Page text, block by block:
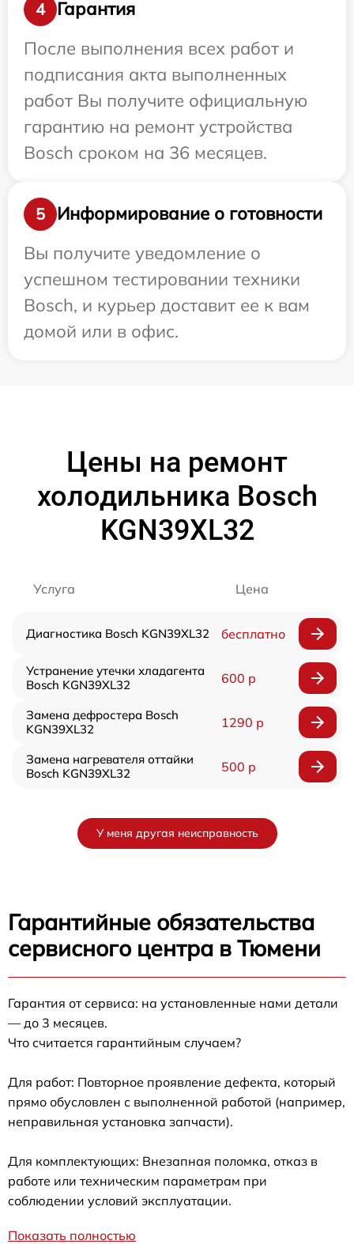
4
Гарантия
После выполнения всех работ и
подписания акта выполненных
работ Вы получите официальную
гарантию на ремонт устройства
Bosch сроком на 36 месяцев.
5
Информирование о готовности
Вы получите уведомление о
успешном тестировании техники
Bosch, и курьер доставит ее к вам
домой или в офис.
Цены на ремонт
холодильника Bosch
KGN39XL32
Услуга Цена
Диагностика Bosch KGN39XL32 бесплатно
Устранение утечки хладагента
Bosch KGN39XL32
600 р
Замена дефростера Bosch
KGN39XL32
1290 р
Замена нагревателя оттайки
Bosch KGN39XL32
500 р
У меня другая неисправность
Гарантийные обязательства
сервисного центра в Тюмени
Гарантия от сервиса: на установленные нами детали
— до 3 месяцев.
Что считается гарантийным случаем?
Для работ: Повторное проявление дефекта, который
прямо обусловлен с выполненной работой (например,
неправильная установка запчасти).
Для комплектующих: Внезапная поломка, отказ в
работе или техническим параметрам при
соблюдении условий эксплуатации.
Показать полностью